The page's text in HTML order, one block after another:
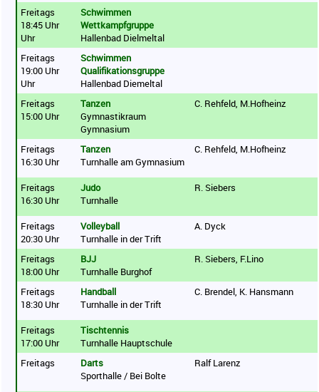
Freitags
18:45 Uhr
Uhr
Schwimmen
Wettkampfgruppe
Hallenbad Dielmeltal
Freitags
19:00 Uhr
Uhr
Schwimmen
Qualifikationsgruppe
Hallenbad Diemeltal
Freitags
15:00 Uhr
Tanzen
Gymnastikraum
Gymnasium
C. Rehfeld, M.Hofheinz
Freitags
16:30 Uhr
Tanzen
Turnhalle am Gymnasium
C. Rehfeld, M.Hofheinz
Freitags
16:30 Uhr
Judo
Turnhalle
R. Siebers
Freitags
20:30 Uhr
Volleyball
Turnhalle in der Trift
A. Dyck
Freitags
18:00 Uhr
BJJ
Turnhalle Burghof
R. Siebers, F.Lino
Freitags
18:30 Uhr
Handball
Turnhalle in der Trift
C. Brendel, K. Hansmann
Freitags
17:00 Uhr
Tischtennis
Turnhalle Hauptschule
Freitags
Darts
Sporthalle / Bei Bolte
Ralf Larenz